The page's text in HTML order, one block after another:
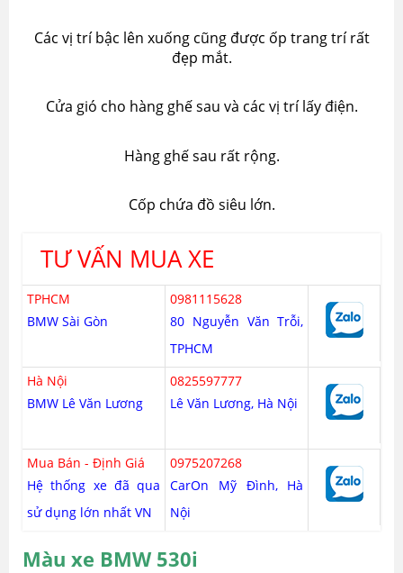
Các vị trí bậc lên xuống cũng được ốp trang trí rất
đẹp mắt.
Cửa gió cho hàng ghế sau và các vị trí lấy điện.
Hàng ghế sau rất rộng.
Cốp chứa đồ siêu lớn.
TƯ VẤN MUA XE
TPHCM
BMW Sài Gòn
0981115628
80 Nguyễn Văn Trỗi,
TPHCM
Hà Nội
BMW Lê Văn Lương
0825597777
Lê Văn Lương, Hà Nội
Mua Bán - Định Giá
Hệ thống xe đã qua
sử dụng lớn nhất VN
0975207268
CarOn Mỹ Đình, Hà
Nội
Màu xe BMW 530i